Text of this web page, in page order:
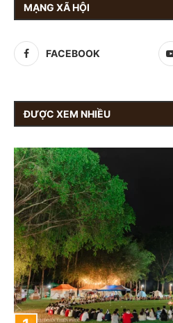
MẠNG XÃ HỘI
FACEBOOK
ĐƯỢC XEM NHIỀU